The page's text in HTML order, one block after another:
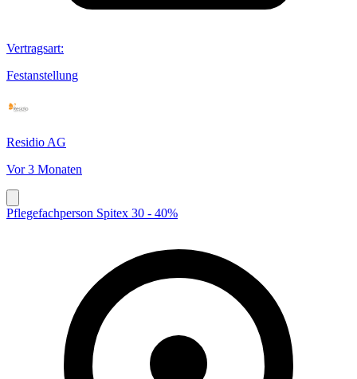
Vertragsart:
Festanstellung
Residio AG
Vor 3 Monaten
Pflegefachperson Spitex 30 - 40%